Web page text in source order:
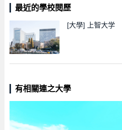
最近的學校閱歷
[大學] 上智大学
有相關連之大學